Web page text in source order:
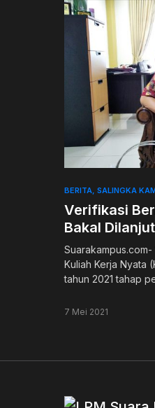
BERITA SALINGKA
Verifikasi
Bakal
Kuliah Kerja Nyata
tahun 2021 tahap
7 Mei 2021